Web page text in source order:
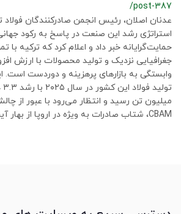
/post-387
عدنان اصلان، رئیس انجمن صادرکنندگان فولاد
استراتژی رشد این صنعت در پاسخ به رکود
حمایت‌گرایانه خبر داد و اعلام کرد که ترکیه با
جغرافیایی نزدیک و تولید محصولات با ارزش
وابستگی به بازارهای پرهزینه و دوردست
میلیون تن رسید و انتظار می‌رود با عبور از
CBAM، شتاب صادرات به ویژه در اروپا از بهار آینده افزایش یابد.